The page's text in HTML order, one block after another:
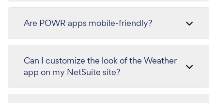
Are POWR apps mobile-friendly?
Can I customize the look of the Weather
app on my NetSuite site?